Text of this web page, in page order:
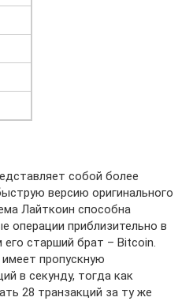
собой более
версию оригинального
Лайткоин способна
операции приблизительно в
старший брат – Bitcoin.
пропускную
в секунду, тогда как
28 транзакций за ту же